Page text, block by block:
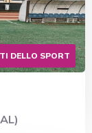
DELLO SPORT